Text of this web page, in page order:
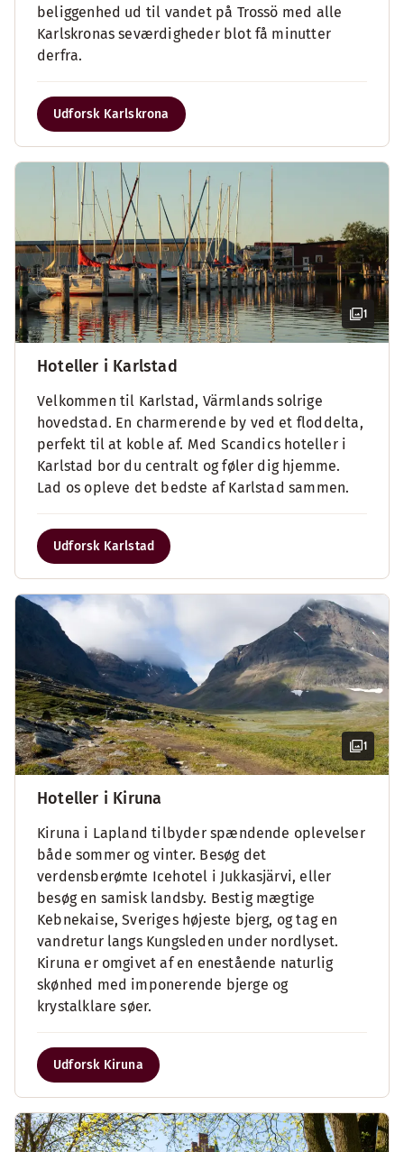
beliggenhed ud til vandet på Trossö med alle
Karlskronas seværdigheder blot få minutter
derfra.
Udforsk Karlskrona
1
Hoteller i Karlstad
Velkommen til Karlstad, Värmlands solrige
hovedstad. En charmerende by ved et floddelta,
perfekt til at koble af. Med Scandics hoteller i
Karlstad bor du centralt og føler dig hjemme.
Lad os opleve det bedste af Karlstad sammen.
Udforsk Karlstad
1
Hoteller i Kiruna
Kiruna i Lapland tilbyder spændende oplevelser
både sommer og vinter. Besøg det
verdensberømte Icehotel i Jukkasjärvi, eller
besøg en samisk landsby. Bestig mægtige
Kebnekaise, Sveriges højeste bjerg, og tag en
vandretur langs Kungsleden under nordlyset.
Kiruna er omgivet af en enestående naturlig
skønhed med imponerende bjerge og
krystalklare søer.
Udforsk Kiruna